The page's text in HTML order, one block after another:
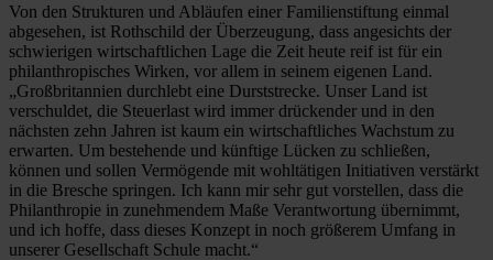
Von den Strukturen und Abläufen einer Familienstiftung einmal
abgesehen, ist Rothschild der Überzeugung, dass angesichts der
schwierigen wirtschaftlichen Lage die Zeit heute reif ist für ein
philanthropisches Wirken, vor allem in seinem eigenen Land.
„Großbritannien durchlebt eine Durststrecke. Unser Land ist
verschuldet, die Steuerlast wird immer drückender und in den
nächsten zehn Jahren ist kaum ein wirtschaftliches Wachstum zu
erwarten. Um bestehende und künftige Lücken zu schließen,
können und sollen Vermögende mit wohltätigen Initiativen verstärkt
in die Bresche springen. Ich kann mir sehr gut vorstellen, dass die
Philanthropie in zunehmendem Maße Verantwortung übernimmt,
und ich hoffe, dass dieses Konzept in noch größerem Umfang in
unserer Gesellschaft Schule macht.“